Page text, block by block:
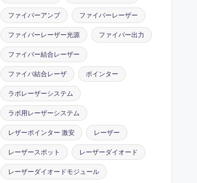
ファイバーアンプ ファイバーレーザー
ファイバーレーザー光源 ファイバー出力
ファイバー結合レーザー
ファイバ結合レーザ ポインター
ラボレーザーシステム
ラボ用レーザーシステム
レザーポインター 激安 レーザー
レーザースポット レーザーダイオード
レーザーダイオードモジュール